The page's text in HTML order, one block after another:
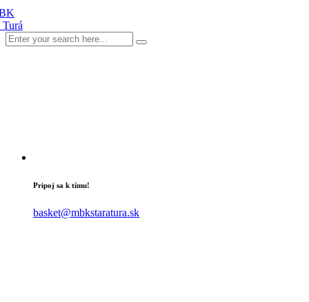
Pripoj sa k tímu!
basket@mbkstaratura.sk